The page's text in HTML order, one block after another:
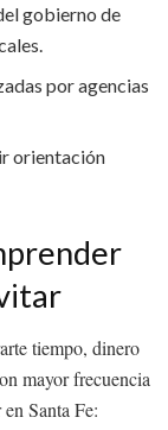
gobierno de
por agencias
orientación
tiempo, dinero
mayor frecuencia
Santa Fe: